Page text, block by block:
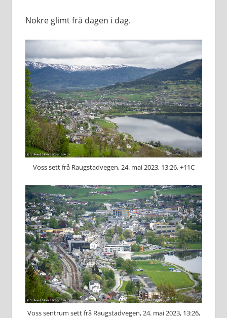
Nokre glimt frå dagen i dag.
Voss sett frå Raugstadvegen, 24. mai 2023, 13:26, +11C
Voss sentrum sett frå Raugstadvegen, 24. mai 2023, 13:26,